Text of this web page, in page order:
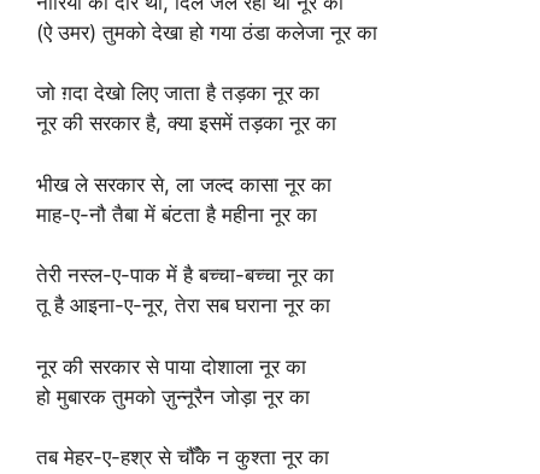
(ऐ उमर) तुमको देखा हो गया ठंडा कलेजा नूर का
जो ग़दा देखो लिए जाता है तड़का नूर का
नूर की सरकार है, क्या इसमें तड़का नूर का
भीख ले सरकार से, ला जल्द कासा नूर का
माह-ए-नौ तैबा में बंटता है महीना नूर का
तेरी नस्ल-ए-पाक में है बच्चा-बच्चा नूर का
तू है आइना-ए-नूर, तेरा सब घराना नूर का
नूर की सरकार से पाया दोशाला नूर का
हो मुबारक तुमको ज़ुन्नूरैन जोड़ा नूर का
तब मेहर-ए-हश्र से चौँके न कुश्ता नूर का